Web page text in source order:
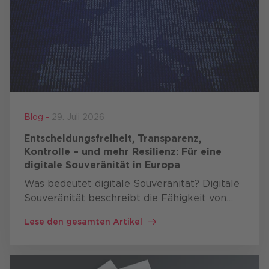
Blog - 29. Juli 2026
Entscheidungsfreiheit, Transparenz,
Kontrolle – und mehr Resilienz: Für eine
digitale Souveränität in Europa
Was bedeutet digitale Souveränität? Digitale
Souveränität beschreibt die Fähigkeit von
kritische digitale Technologien selbst
Lese den gesamten Artikel